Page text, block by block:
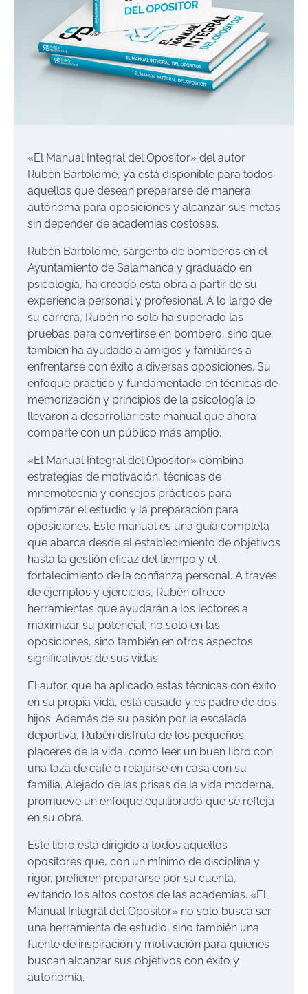
«El Manual Integral del Opositor» del autor
Rubén Bartolomé, ya está disponible para todos
aquellos que desean prepararse de manera
autónoma para oposiciones y alcanzar sus metas
sin depender de academias costosas.
Rubén Bartolomé, sargento de bomberos en el
Ayuntamiento de Salamanca y graduado en
psicología, ha creado esta obra a partir de su
experiencia personal y profesional. A lo largo de
su carrera, Rubén no solo ha superado las
pruebas para convertirse en bombero, sino que
también ha ayudado a amigos y familiares a
enfrentarse con éxito a diversas oposiciones. Su
enfoque práctico y fundamentado en técnicas de
memorización y principios de la psicología lo
llevaron a desarrollar este manual que ahora
comparte con un público más amplio.
«El Manual Integral del Opositor» combina
estrategias de motivación, técnicas de
mnemotecnia y consejos prácticos para
optimizar el estudio y la preparación para
oposiciones. Este manual es una guía completa
que abarca desde el establecimiento de objetivos
hasta la gestión eficaz del tiempo y el
fortalecimiento de la confianza personal. A través
de ejemplos y ejercicios, Rubén ofrece
herramientas que ayudarán a los lectores a
maximizar su potencial, no solo en las
oposiciones, sino también en otros aspectos
significativos de sus vidas.
El autor, que ha aplicado estas técnicas con éxito
en su propia vida, está casado y es padre de dos
hijos. Además de su pasión por la escalada
deportiva, Rubén disfruta de los pequeños
placeres de la vida, como leer un buen libro con
una taza de café o relajarse en casa con su
familia. Alejado de las prisas de la vida moderna,
promueve un enfoque equilibrado que se refleja
en su obra.
Este libro está dirigido a todos aquellos
opositores que, con un mínimo de disciplina y
rigor, prefieren prepararse por su cuenta,
evitando los altos costos de las academias. «El
Manual Integral del Opositor» no solo busca ser
una herramienta de estudio, sino también una
fuente de inspiración y motivación para quienes
buscan alcanzar sus objetivos con éxito y
autonomía.